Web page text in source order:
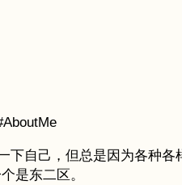
自己，但总是因为各种
是东二区。